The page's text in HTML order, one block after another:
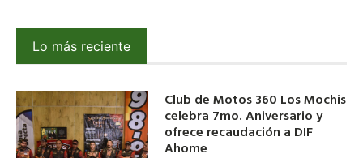
Lo más reciente
Club de Motos 360 Los Mochis
celebra 7mo. Aniversario y
ofrece recaudación a DIF
Ahome